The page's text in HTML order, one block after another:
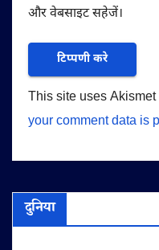
और वेबसाइट सहेजें।
This site uses
your comment data is
दुनिया